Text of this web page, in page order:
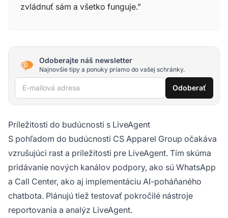
zvládnuť sám a všetko funguje."
Odoberajte náš newsletter
Najnovšie tipy a ponuky priamo do vašej schránky.
E-mailová adresa Odoberať
Príležitosti do budúcnosti s LiveAgent
S pohľadom do budúcnosti CS Apparel Group očakáva
vzrušujúci rast a príležitosti pre LiveAgent. Tím skúma
pridávanie nových kanálov podpory, ako sú WhatsApp
a Call Center, ako aj implementáciu AI-poháňaného
chatbota. Plánujú tiež testovať pokročilé nástroje
reportovania a analýz LiveAgent.